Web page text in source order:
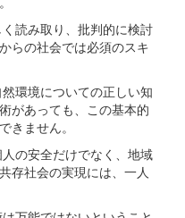
読み取り、批判的に検討
らの社会では必須のスキ
環境についての正しい知
があっても、この基本的
きません。
⼈の安全だけでなく、地域
存社会の実現には、⼀⼈